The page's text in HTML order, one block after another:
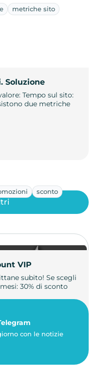
metriche sito
Soluzione
Tempo sul sito:
due metriche
sconto
VIP
subito! Se scegli
30% di sconto
con le notizie